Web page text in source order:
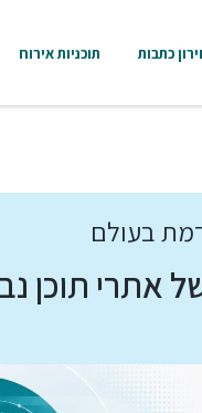
כתבות תוכניות אירוח
בעולם